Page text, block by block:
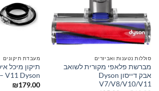
סוללות נטענות ואביזרים
מברשת פלאפי מקורית לשואב
אבק דייסון Dyson
V7/V8/V10/V11
מעבדת תיקונים
תיקון מיכל
V11 Dyson
₪179.00